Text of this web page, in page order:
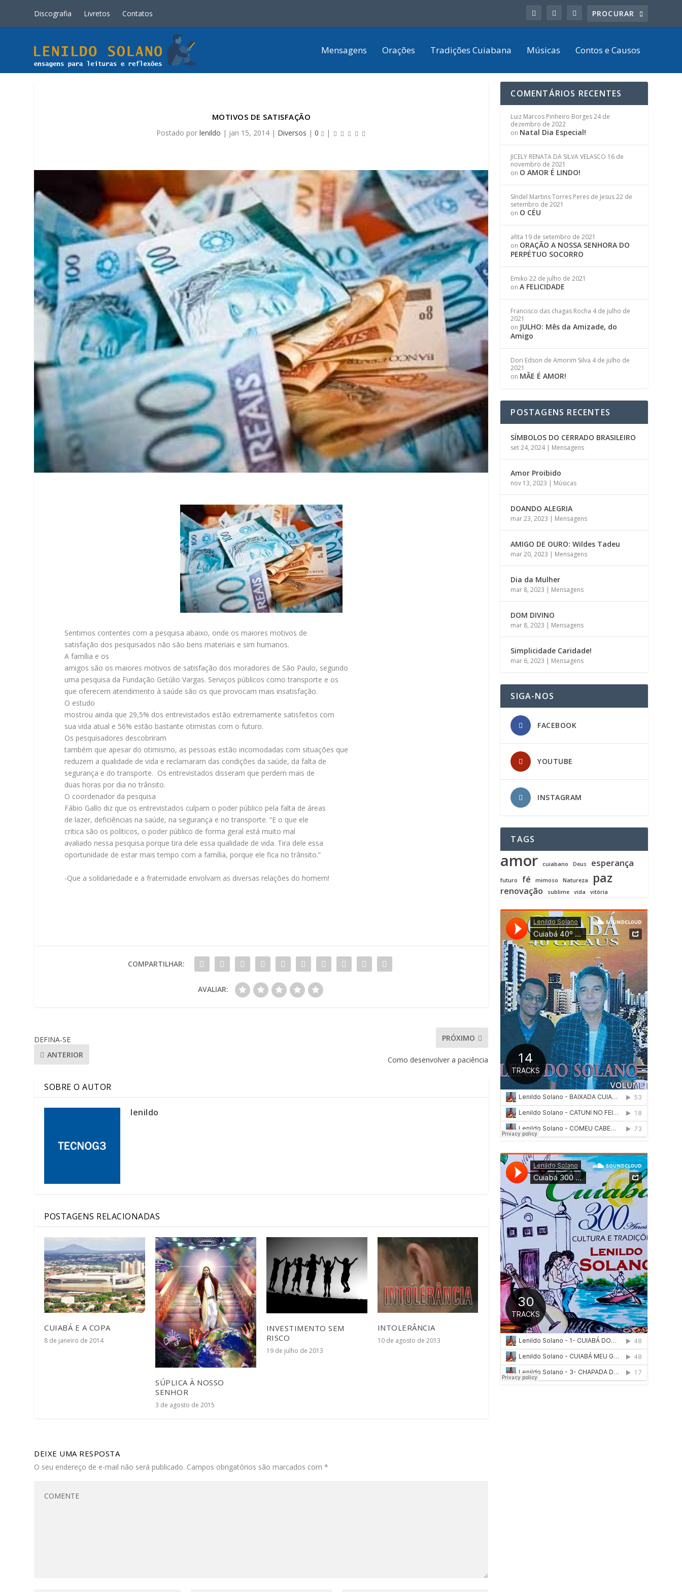
Discografia Livretos Contatos
Mensagens Orações Tradições Cuiabana Músicas Contos e Causos
MOTIVOS DE SATISFAÇÃO
Postado porlenildo | jan 15, 2014 | Diversos |0 |
Sentimos contentes com a pesquisa abaixo, onde os maiores motivos de
satisfação dos pesquisados não são bens materiais e sim humanos.
A família e os
amigos são os maiores motivos de satisfação dos moradores de São Paulo, segundo
uma pesquisa da Fundação Getúlio Vargas. Serviços públicos como transporte e os
que oferecem atendimento à saúde são os que provocam mais insatisfação.
O estudo
mostrou ainda que 29,5% dos entrevistados estão extremamente satisfeitos com
sua vida atual e 56% estão bastante otimistas com o futuro.
Os pesquisadores descobriram
também que apesar do otimismo, as pessoas estão incomodadas com situações que
reduzem a qualidade de vida e reclamaram das condições da saúde, da falta de
segurança e do transporte. Os entrevistados disseram que perdem mais de
duas horas por dia no trânsito.
O coordenador da pesquisa
Fábio Gallo diz que os entrevistados culpam o poder público pela falta de áreas
de lazer, deficiências na saúde, na segurança e no transporte. “E o que ele
critica são os políticos, o poder público de forma geral está muito mal
avaliado nessa pesquisa porque tira dele essa qualidade de vida. Tira dele essa
oportunidade de estar mais tempo com a família, porque ele fica no trânsito.”
-Que a solidariedade e a fraternidade envolvam as diversas relações do homem!
COMPARTILHAR:
AVALIAR:
DEFINA-SE
ANTERIOR
PRÓXIMO
Como desenvolver a paciência
SOBRE O AUTOR
lenildo
POSTAGENS RELACIONADAS
CUIABÁ E A COPA
8 de janeiro de 2014
SÚPLICA À NOSSO
SENHOR
3 de agosto de 2015
INVESTIMENTO SEM
RISCO
19 de julho de 2013
INTOLERÂNCIA
10 de agosto de 2013
DEIXE UMA RESPOSTA
O seu endereço de e-mail não será publicado. Campos obrigatórios são marcados com*
COMENTÁRIOS RECENTES
Luiz Marcos Pinheiro Borges24 de
dezembro de 2022
on Natal Dia Especial!
JICELY RENATA DA SILVA VELASCO 16 de
novembro de 2021
on O AMOR É LINDO!
Síndel Martins Torres Peres de Jesus22 de
setembro de 2021
on O CÉU
afita 19 de setembro de 2021
on ORAÇÃO A NOSSA SENHORA DO
PERPÉTUO SOCORRO
Emiko 22 de julho de 2021
onA FELICIDADE
Francisco das chagas Rocha 4 de julho de
2021
on JULHO: Mês da Amizade, do
Amigo
Dori Edson de Amorim Silva 4 de julho de
2021
on MÃE É AMOR!
POSTAGENS RECENTES
SÍMBOLOS DO CERRADO BRASILEIRO
set 24, 2024| Mensagens
Amor Proibido
nov 13, 2023 | Músicas
DOANDO ALEGRIA
mar 23, 2023 | Mensagens
AMIGO DE OURO: Wildes Tadeu
mar 20, 2023 | Mensagens
Dia da Mulher
mar 8, 2023 | Mensagens
DOM DIVINO
mar 8, 2023 | Mensagens
Simplicidade Caridade!
mar 6, 2023 | Mensagens
SIGA-NOS
FACEBOOK
YOUTUBE
INSTAGRAM
TAGS
amor cuiabano Deus esperança
futuro fé mimoso Natureza paz
renovação sublime vida vitória